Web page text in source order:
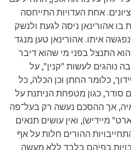
אחת העדויות התייחסה
אהורינאן ניסה לגעת ולנשק
איתו. אהורינאן טען מנגד
התנצל בפני מי שהוא דיבר
נוהגים לעשות "קנין", על
כלומר החתן וכן הכלה, כל
סודר, כגון מטפחת הניתנת על
אך ההסכם נעשה רק בעל־פה
מיידיש), ואין עושים תנאים
ההורים חלות על אף
בפיהם בלבד ללא מעשה